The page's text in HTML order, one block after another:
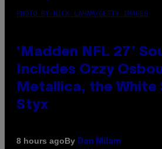
PHOTO BY NICK LAHAM/GETTY IMAGES
‘Madden NFL 27’
Includes Ozzy
Metallica, the White
Styx
8 hours agoBy Dan Milam